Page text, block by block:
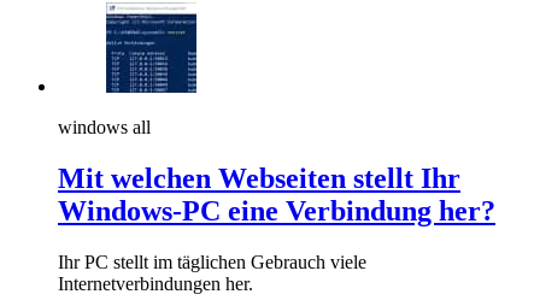
windows all
Mit welchen Webseiten stellt Ihr
Windows-PC eine Verbindung her?
Ihr PC stellt im täglichen Gebrauch viele
Internetverbindungen her.